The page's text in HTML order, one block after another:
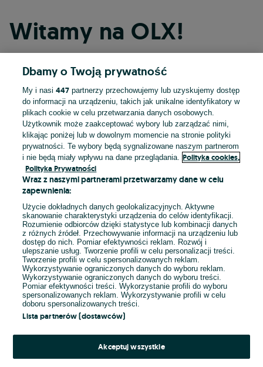
Witamy na OLX!
Kontynuuj przez Facebooka
Kontynuuj przez konto Apple
Kontynuuj przez konto Google
LUB
E-mail
Hasło
Dbamy o Twoją prywatność
My i nasi447 partnerzy przechowujemy lub uzyskujemy dostęp
do informacji na urządzeniu, takich jak unikalne identyfikatory w
plikach cookie w celu przetwarzania danych osobowych.
Użytkownik może zaakceptować wybory lub zarządzać nimi,
klikając poniżej lub w dowolnym momencie na stronie polityki
prywatności. Te wybory będą sygnalizowane naszym partnerom
i nie będą miały wpływu na dane przeglądania.
Polityka cookies,
Polityka Prywatności
Wraz z naszymi partnerami przetwarzamy dane w celu
zapewnienia:
Użycie dokładnych danych geolokalizacyjnych. Aktywne
skanowanie charakterystyki urządzenia do celów identyfikacji.
Rozumienie odbiorców dzięki statystyce lub kombinacji danych
z różnych źródeł. Przechowywanie informacji na urządzeniu lub
dostęp do nich. Pomiar efektywności reklam. Rozwój i
ulepszanie usług. Tworzenie profili w celu personalizacji treści.
Tworzenie profili w celu spersonalizowanych reklam.
Wykorzystywanie ograniczonych danych do wyboru reklam.
Wykorzystywanie ograniczonych danych do wyboru treści.
Pomiar efektywności treści. Wykorzystanie profili do wyboru
spersonalizowanych reklam. Wykorzystywanie profili w celu
doboru spersonalizowanych treści.
Lista partnerów (dostawców)
Akceptuj wszystkie